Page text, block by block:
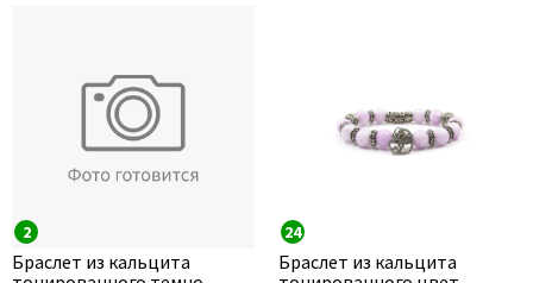
2
Браслет из кальцита
24
Браслет из кальцита